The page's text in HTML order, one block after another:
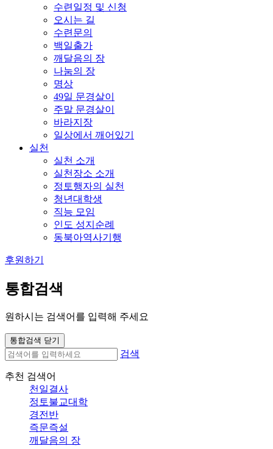
수련일정 및 신청
오시는 길
수련문의
백일출가
깨달음의 장
나눔의 장
명상
49일 문경살이
주말 문경살이
바라지장
일상에서 깨어있기
실천
실천 소개
실천장소 소개
정토행자의 실천
청년대학생
직능 모임
인도 성지순례
동북아역사기행
후원하기
통합검색
원하시는 검색어를 입력해 주세요
통합검색 닫기
검색
추천 검색어
천일결사
정토불교대학
경전반
즉문즉설
깨달음의 장